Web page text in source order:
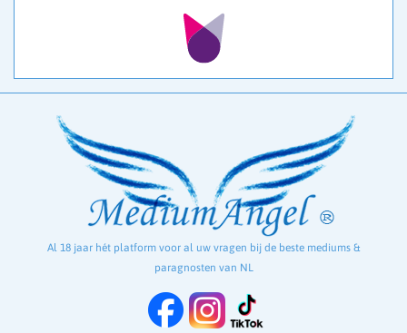
Al 18 jaar hét platform voor al uw vragen bij de beste mediums &
paragnosten van NL